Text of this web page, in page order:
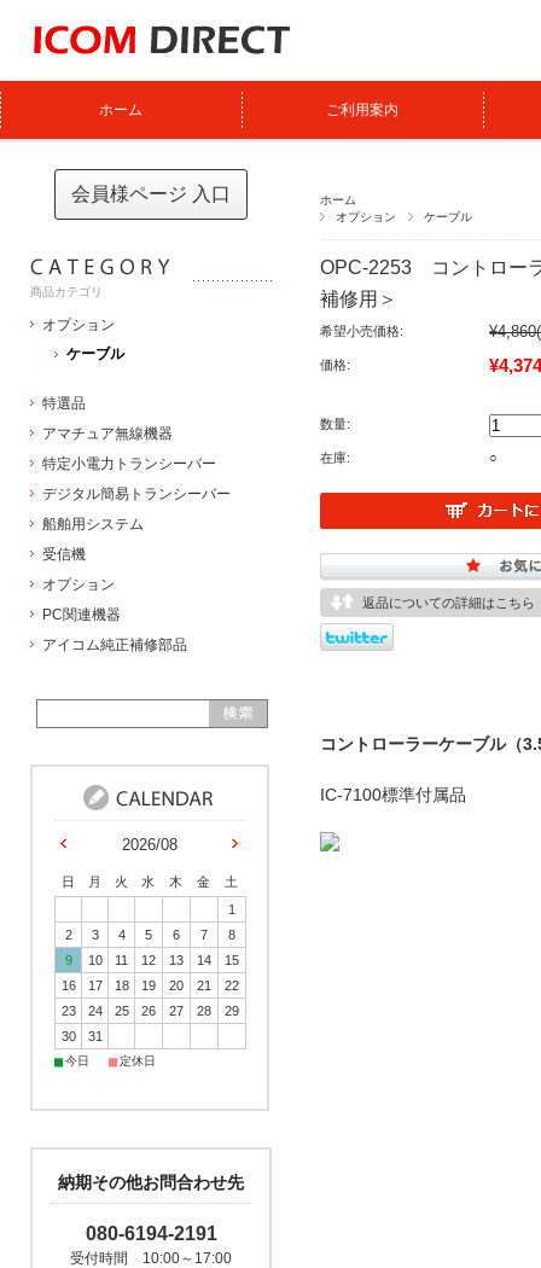
ホーム ご利用案内
ホーム
オプション
ケーブル
OPC-2253 コントロー
補修用＞
希望小売価格: ¥4,860
価格: ¥4,374
数量:
在庫: ○
返品についての詳細はこちら
コントローラーケーブル（
IC-7100標準付属品
会員様ページ 入口
商品カテゴリ
オプション
ケーブル
特選品
アマチュア無線機器
特定小電力トランシーバー
デジタル簡易トランシーバー
船舶用システム
受信機
オプション
PC関連機器
アイコム純正補修部品
2026/08
日 月 火 水 木 金
土
1
2
3 4 5 6 7
8
9
10 11 12 13 14
15
16
17 18 19 20 21
22
23
24 25 26 27 28
29
30
31
■今日 ■定休日
納期その他お問合わせ先
080-6194-2191
受付時間 10:00～17:00